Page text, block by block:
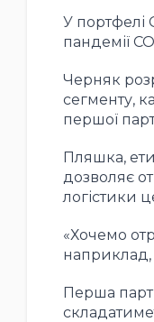
У портфелі
пандемії
Черняк
сегменту,
першої
Пляшка,
дозволяє
логістики
«Хочемо
наприклад,
Перша